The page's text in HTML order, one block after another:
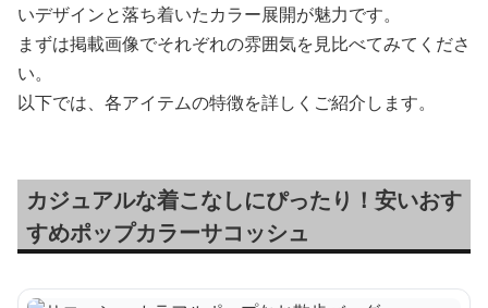
いデザインと落ち着いたカラー展開が魅力です。
まずは掲載画像でそれぞれの雰囲気を見比べてみてくださ
い。
以下では、各アイテムの特徴を詳しくご紹介します。
カジュアルな着こなしにぴったり！安いおす
すめポップカラーサコッシュ